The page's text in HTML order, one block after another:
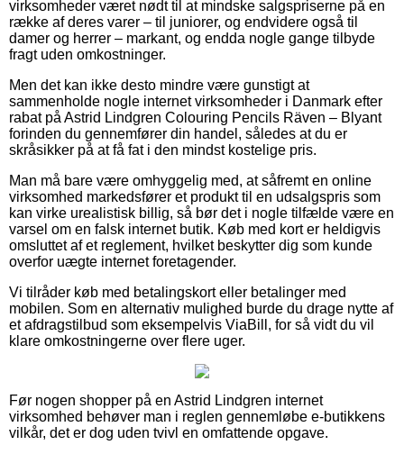
virksomheder været nødt til at mindske salgspriserne på en
række af deres varer – til juniorer, og endvidere også til
damer og herrer – markant, og endda nogle gange tilbyde
fragt uden omkostninger.
Men det kan ikke desto mindre være gunstigt at
sammenholde nogle internet virksomheder i Danmark efter
rabat på Astrid Lindgren Colouring Pencils Räven – Blyant
forinden du gennemfører din handel, således at du er
skråsikker på at få fat i den mindst kostelige pris.
Man må bare være omhyggelig med, at såfremt en online
virksomhed markedsfører et produkt til en udsalgspris som
kan virke urealistisk billig, så bør det i nogle tilfælde være en
varsel om en falsk internet butik. Køb med kort er heldigvis
omsluttet af et reglement, hvilket beskytter dig som kunde
overfor uægte internet foretagender.
Vi tilråder køb med betalingskort eller betalinger med
mobilen. Som en alternativ mulighed burde du drage nytte af
et afdragstilbud som eksempelvis ViaBill, for så vidt du vil
klare omkostningerne over flere uger.
Før nogen shopper på en Astrid Lindgren internet
virksomhed behøver man i reglen gennemløbe e-butikkens
vilkår, det er dog uden tvivl en omfattende opgave.